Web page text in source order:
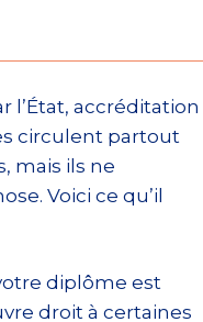
l’État, accréditation
circulent partout
mais ils ne
Voici ce qu’il
diplôme est
droit à certaines